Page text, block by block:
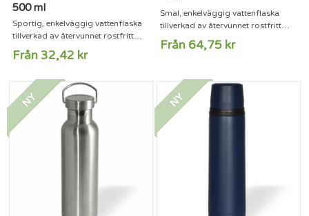
500 ml
Sportig, enkelväggig vattenflaska
tillverkad av återvunnet rostfritt
stål. Med högblank yta, skruvlock i
plast med nyckelring och
får inte användas vid klättring.
Läckagesäker. Tål inte diskmaskin.
RCS-certifierad. Totalt återvunnet
material: 77 %. Innehåll 500 ml.
Rostfritt stål kan återvinnas många
Från 32,42 kr
Smal, enkelväggig vattenflaska
tillverkad av återvunnet rostfritt
stål. Skruvkorken har en låsbar
dricköppning och en praktisk
med till gymmet eller använda
under sportaktiviteter. Kapacitet
800 ml. RCS-certifierad. Totalt
återvunnet material: 74 %. Rostfritt
Från 64,75 kr
NY NY